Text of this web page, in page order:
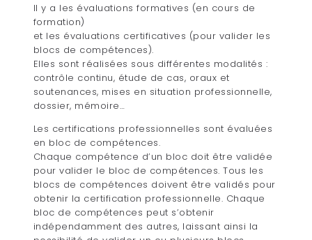
Il y a les évaluations formatives (en cours de
formation)
et les évaluations certificatives (pour valider les
blocs de compétences).
Elles sont réalisées sous différentes modalités :
contrôle continu, étude de cas, oraux et
soutenances, mises en situation professionnelle,
dossier, mémoire…
Les certifications professionnelles sont évaluées
en bloc de compétences.
Chaque compétence d’un bloc doit être validée
pour valider le bloc de compétences. Tous les
blocs de compétences doivent être validés pour
obtenir la certification professionnelle. Chaque
bloc de compétences peut s’obtenir
indépendamment des autres, laissant ainsi la